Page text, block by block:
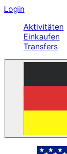
Login
Aktivitäten
Einkaufen
Transfers